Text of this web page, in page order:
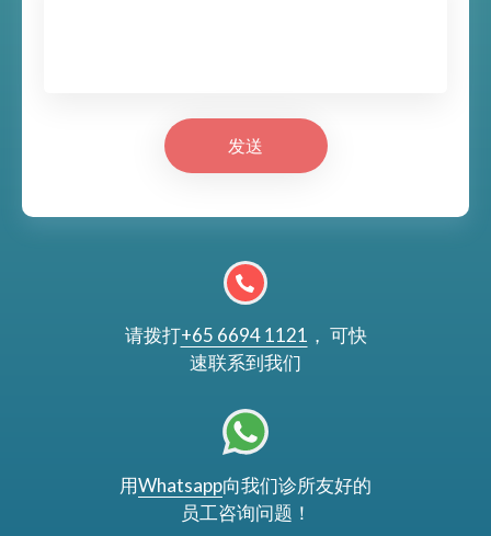
发送
请拨打+65 6694 1121 ， 可快
速联系到我们
用Whatsapp向我们诊所友好的
员工咨询问题！